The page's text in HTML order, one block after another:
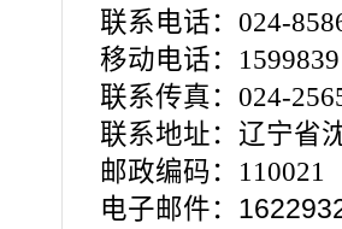
联系电话：024-
移动电话：
联系传真：024-
联系地址：辽宁省
邮政编码：110021
电子邮件：